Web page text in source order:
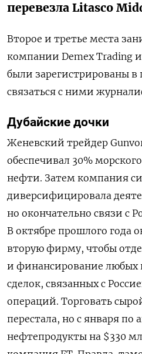
перевезла Litasco
Второе и третье места
компании Demex Trading
были зарегистрированы в
связаться с ними
Дубайские дочки
Женевский трейдер
обеспечивал 30%
нефти. Затем компания
диверсифицировала
но окончательно связи с
В октябре прошлого года
вторую фирму, чтобы
и финансирование любых
сделок, связанных с
операций. Торговать
перестала, но с января по
нефтепродукты на $330